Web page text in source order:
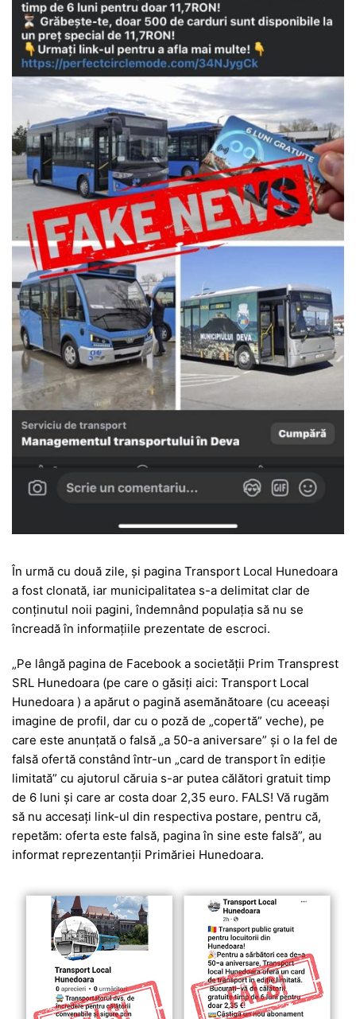
În urmă cu două zile, și pagina Trans­port Local Hune­­doara
a fost clo­nată, iar municipalitatea s-a delimitat clar de
conținutul noii pagini, îndemnând populația să nu se
încreadă în informațiile prezentate de escroci.
„Pe lângă pagina de Facebook a societăţii Prim Transprest
SRL Hune­doara (pe care o găsiţi aici: Transport Local
Hunedoara ) a apărut o pagină ase­mănătoare (cu aceeaşi
imagine de profil, dar cu o poză de „copertă” veche), pe
care este anunţată o falsă „a 50-a aniversare” şi o la fel de
falsă ofertă constând într-un „card de transport în ediţie
limitată” cu ajutorul căruia s-ar pu­tea călători gratuit timp
de 6 luni şi care ar costa doar 2,35 euro. FALS! Vă rugăm
să nu accesaţi link-ul din respectiva postare, pentru că,
repetăm: oferta este falsă, pagina în sine este falsă”, au
infor­mat repre­zen­tanții Primăriei Hune­doa­ra.